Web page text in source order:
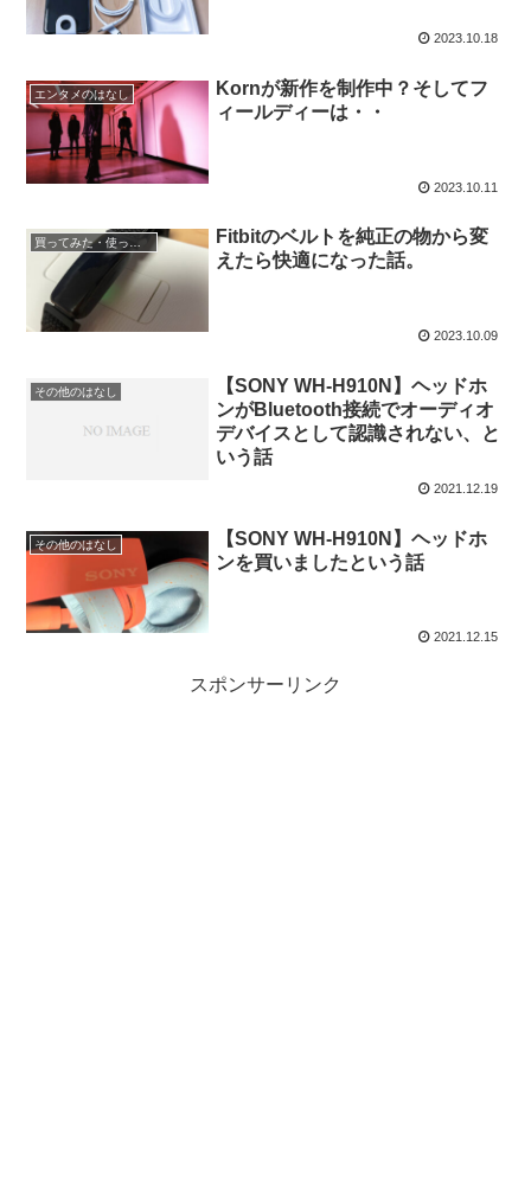
2023.10.18
エンタメのはなし
Kornが新作を制作中？そしてフ
ィールディーは・・
2023.10.11
買ってみた・使ってみた
Fitbitのベルトを純正の物から変
えたら快適になった話。
2023.10.09
その他のはなし
【SONY WH-H910N】ヘッドホ
ンがBluetooth接続でオーディオ
デバイスとして認識されない、と
いう話
2021.12.19
その他のはなし
【SONY WH-H910N】ヘッドホ
ンを買いましたという話
2021.12.15
スポンサーリンク